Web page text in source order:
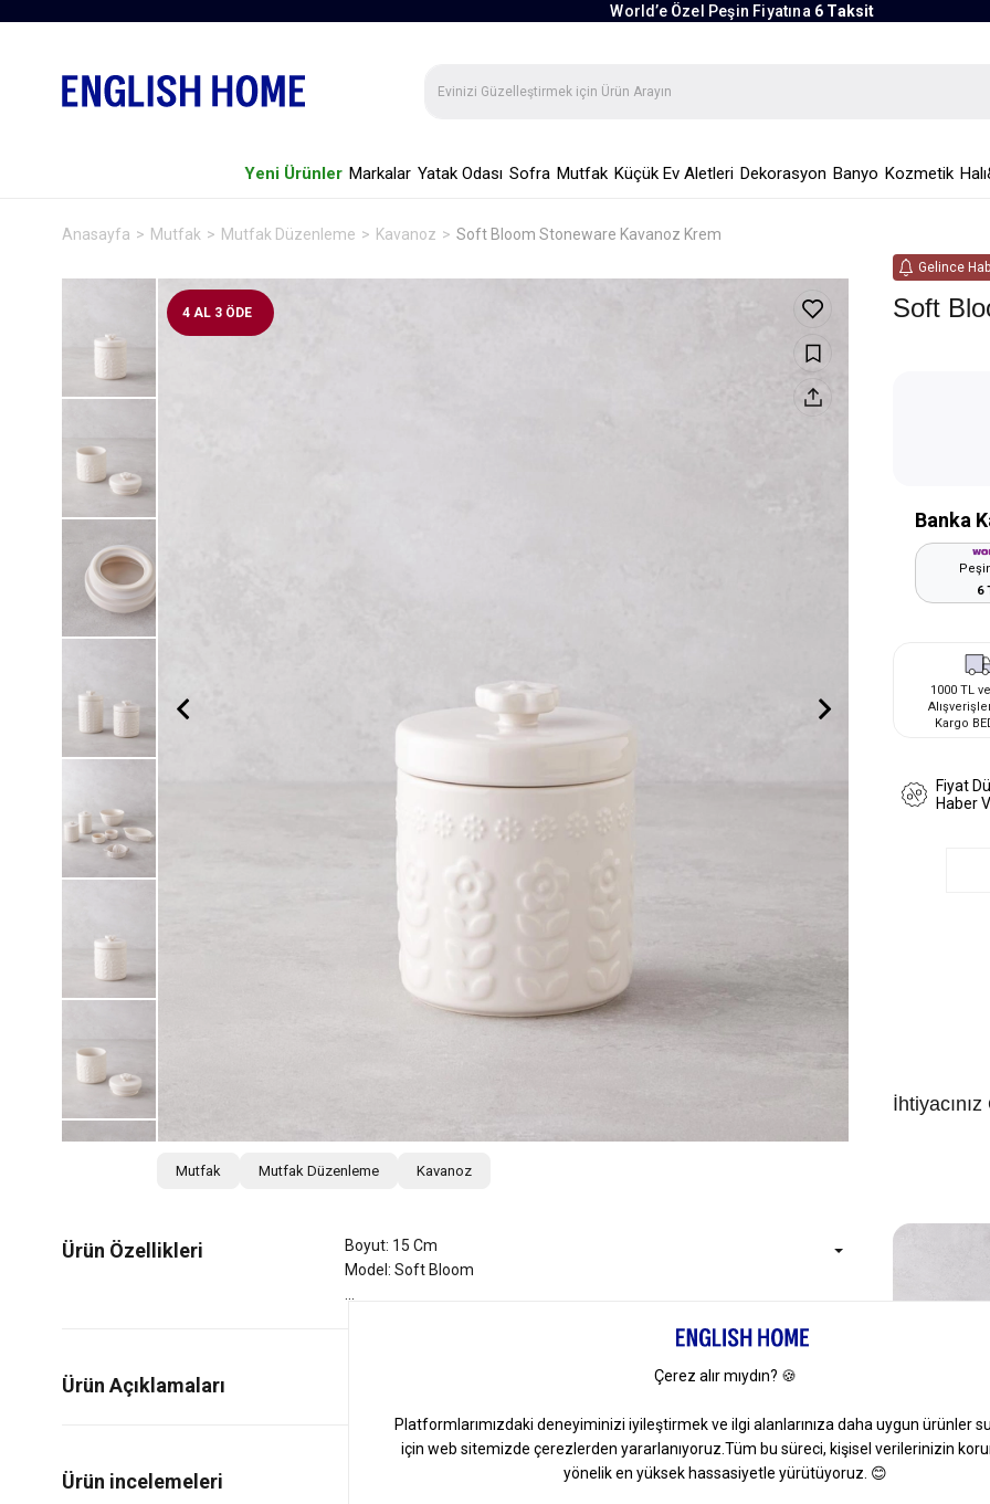
World’e Özel Peşin Fiyatına 6 Taksit
Yeni Ürünler Markalar Yatak Odası Sofra Mutfak Küçük Ev Aletleri Dekorasyon Banyo Kozmetik
Anasayfa Mutfak Mutfak Düzenleme Kavanoz Soft Bloom Stoneware Kavanoz Krem
4 AL 3 ÖDE
Mutfak Mutfak Düzenleme Kavanoz
Ürün Özellikleri
Boyut: 15 Cm
Model: Soft Bloom
Ürün Açıklamaları
Gelince
Soft
Banka
6
1000 TL
Kargo
Fiyat
Haber